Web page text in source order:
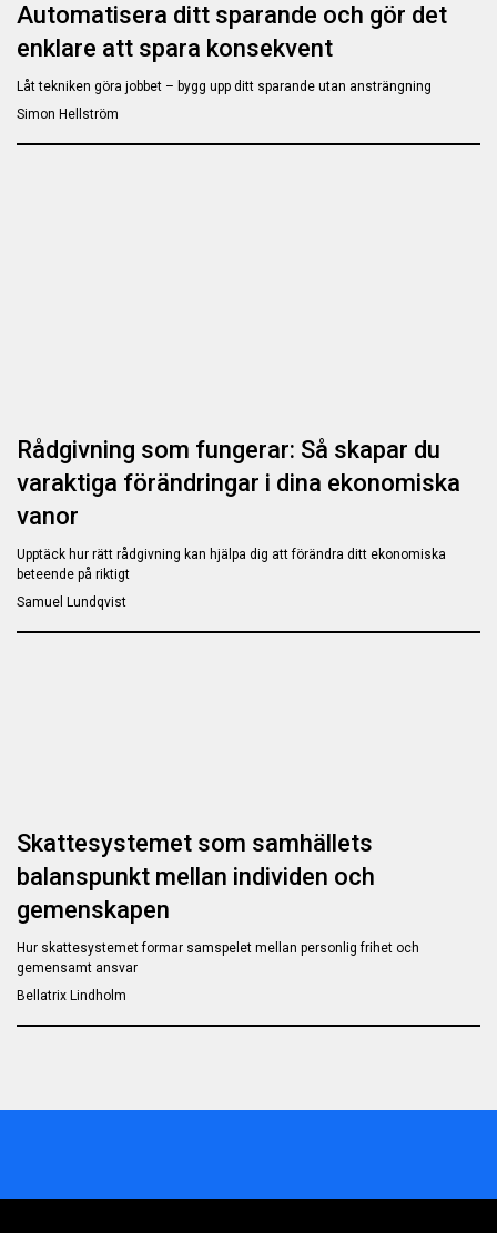
Automatisera ditt sparande och gör det
enklare att spara konsekvent
Låt tekniken göra jobbet – bygg upp ditt sparande utan ansträngning
Simon Hellström
Rådgivning som fungerar: Så skapar du
varaktiga förändringar i dina ekonomiska
vanor
Upptäck hur rätt rådgivning kan hjälpa dig att förändra ditt ekonomiska
beteende på riktigt
Samuel Lundqvist
Skattesystemet som samhällets
balanspunkt mellan individen och
gemenskapen
Hur skattesystemet formar samspelet mellan personlig frihet och
gemensamt ansvar
Bellatrix Lindholm